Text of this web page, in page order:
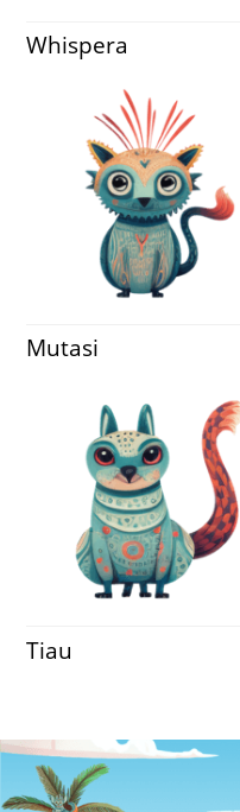
Whispera
Mutasi
Tiau